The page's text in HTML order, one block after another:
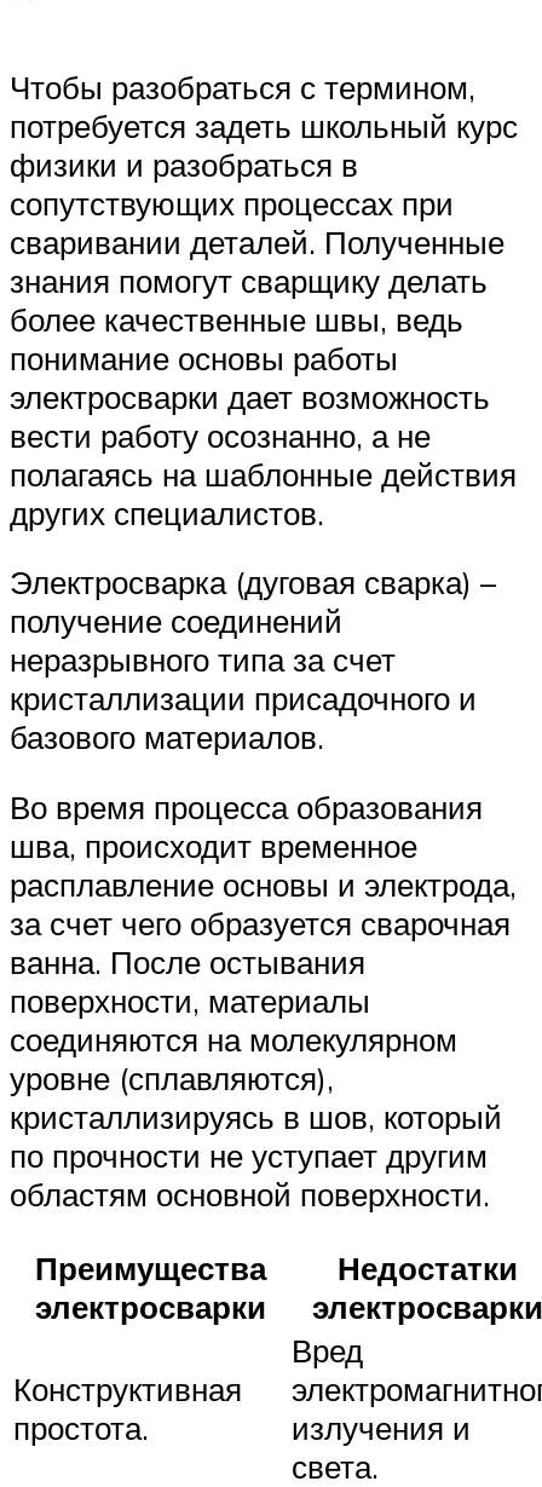
Чтобы разобраться с термином,
потребуется задеть школьный курс
физики и разобраться в
сопутствующих процессах при
сваривании деталей. Полученные
знания помогут сварщику делать
более качественные швы, ведь
понимание основы работы
электросварки дает возможность
вести работу осознанно, а не
полагаясь на шаблонные действия
других специалистов.
Электросварка (дуговая сварка) –
получение соединений
неразрывного типа за счет
кристаллизации присадочного и
базового материалов.
Во время процесса образования
шва, происходит временное
расплавление основы и электрода,
за счет чего образуется сварочная
ванна. После остывания
поверхности, материалы
соединяются на молекулярном
уровне (сплавляются),
кристаллизируясь в шов, который
по прочности не уступает другим
областям основной поверхности.
Преимущества
электросварки
Недостатки
электросварки
Конструктивная
простота.
Вред
излучения и
света.